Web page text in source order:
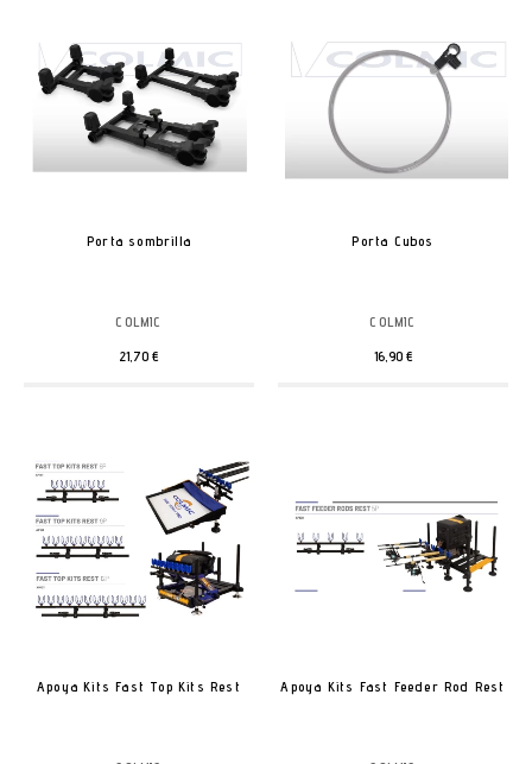
Porta sombrilla
COLMIC
21,70 €
Porta Cubos
COLMIC
16,90 €
Apoya Kits Fast Top Kits Rest Apoya Kits Fast Feeder Rod Rest